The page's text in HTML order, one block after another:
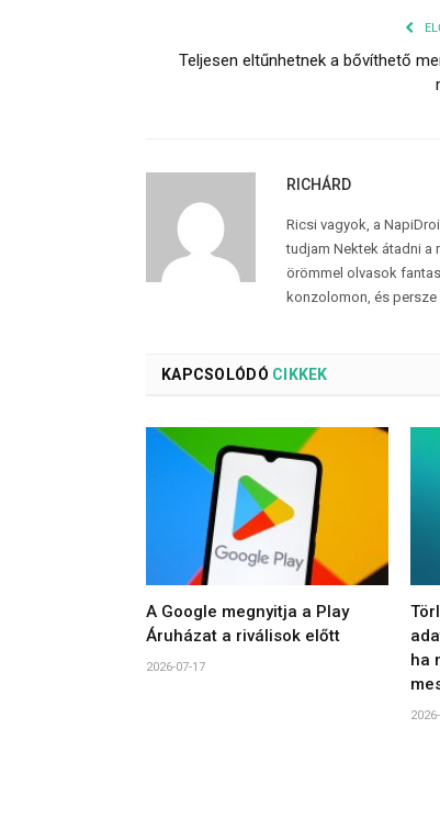
Teljesen eltűnhetnek a bővíthető
RICHÁRD
Ricsi vagyok, a
tudjam Nektek átadni a
örömmel olvasok
konzolomon, és
KAPCSOLÓDÓ CIKKEK
A Google megnyitja a Play
Áruházat a riválisok előtt
2026-07-17
ha